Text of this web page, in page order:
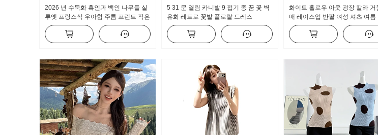
2026 년 수묵화 흑인과 백인 나무들 실
루엣 프랑스식 우아함 주름 프린트 작은
대중 고급 센스 한 마디 반신 스커트 여
성
5 31 문 열림 카니발 9 접기 종 꿈 꽃 벽
유화 레트로 꽃밭 플로랄 드레스
화이트 홀로우 아웃 광장 칼라 거
매 레이스업 반팔 여성 셔츠 여름
매듭 레이스 레이스 쇼트 스타일